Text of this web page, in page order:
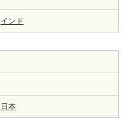
インド
日本